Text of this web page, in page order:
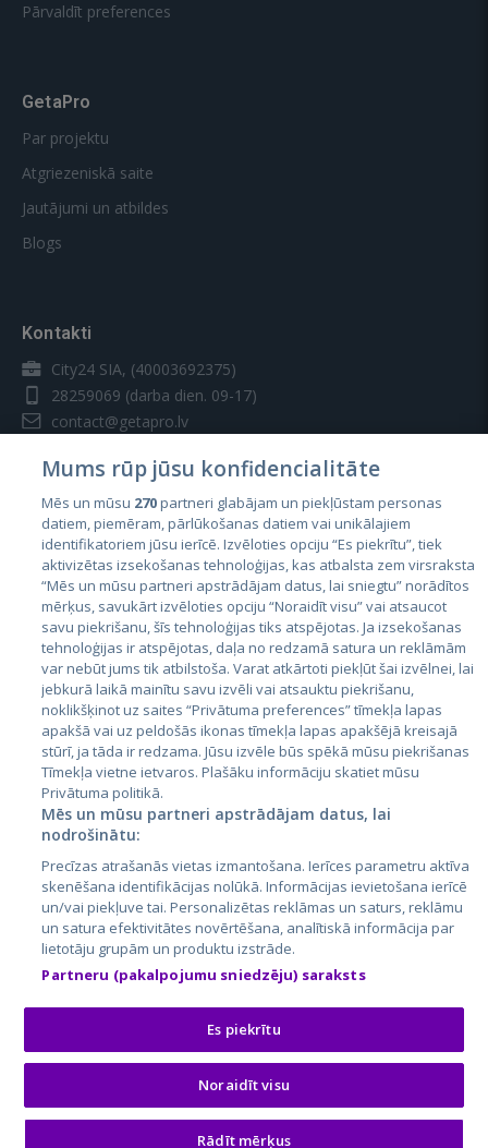
Pārvaldīt preferences
GetaPro
Par projektu
Atgriezeniskā saite
Jautājumi un atbildes
Blogs
Kontakti
City24 SIA, (40003692375)
28259069 (darba dien. 09-17)
contact@getapro.lv
Valstis
Igaunija
Latvija
Lietuva
City24.lv
City24.ee
GetaPro.lv
GetaPro.ee
Skelbiu.lt
Autoplius.lt
Aruodas.lt
CVbankas.lt
Kainos.lt
Paslaugos.lt
auto24.ee
Osta.ee
KuldneBörs.ee
© 2026 GetaPro. Visas tiesības aizsargātas.
Mums rūp jūsu konfidencialitāte
Mēs un mūsu 270partneri glabājam un piekļūstam personas
datiem, piemēram, pārlūkošanas datiem vai unikālajiem
identifikatoriem jūsu ierīcē. Izvēloties opciju “Es piekrītu”, tiek
aktivizētas izsekošanas tehnoloģijas, kas atbalsta zem virsraksta
“Mēs un mūsu partneri apstrādājam datus, lai sniegtu” norādītos
mērķus, savukārt izvēloties opciju “Noraidīt visu” vai atsaucot
savu piekrišanu, šīs tehnoloģijas tiks atspējotas. Ja izsekošanas
tehnoloģijas ir atspējotas, daļa no redzamā satura un reklāmām
var nebūt jums tik atbilstoša. Varat atkārtoti piekļūt šai izvēlnei, lai
jebkurā laikā mainītu savu izvēli vai atsauktu piekrišanu,
noklikšķinot uz saites “Privātuma preferences” tīmekļa lapas
apakšā vai uz peldošās ikonas tīmekļa lapas apakšējā kreisajā
stūrī, ja tāda ir redzama. Jūsu izvēle būs spēkā mūsu piekrišanas
Tīmekļa vietne ietvaros. Plašāku informāciju skatiet mūsu
Privātuma politikā.
Mēs un mūsu partneri apstrādājam datus, lai
nodrošinātu:
Precīzas atrašanās vietas izmantošana. Ierīces parametru aktīva
skenēšana identifikācijas nolūkā. Informācijas ievietošana ierīcē
un/vai piekļuve tai. Personalizētas reklāmas un saturs, reklāmu
un satura efektivitātes novērtēšana, analītiskā informācija par
lietotāju grupām un produktu izstrāde.
Partneru (pakalpojumu sniedzēju) saraksts
Es piekrītu
Noraidīt visu
Rādīt mērķus